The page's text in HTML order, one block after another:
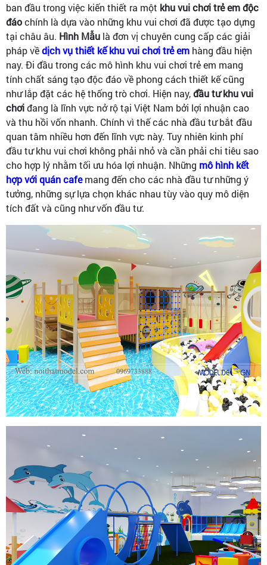
ban đầu trong việc kiến thiết ra một khu vui chơi trẻ em độc
đáochính là dựa vào những khu vui chơi đã được tạo dựng
tại châu âu. Hình Mẫu là đơn vị chuyên cung cấp các giải
pháp vềdịch vụ thiết kế khu vui chơi trẻ em hàng đầu hiện
nay. Đi đầu trong các mô hình khu vui chơi trẻ em mang
tính chất sáng tạo độc đáo về phong cách thiết kế cũng
như lắp đặt các hệ thống trò chơi. Hiện nay,đầu tư khu vui
chơiđang là lĩnh vực nở rộ tại Việt Nam bởi lợi nhuận cao
và thu hồi vốn nhanh. Chính vì thế các nhà đầu tư bắt đầu
quan tâm nhiều hơn đến lĩnh vực này. Tuy nhiên kinh phí
đầu tư khu vui chơi không phải nhỏ và cần phải chi tiêu sao
cho hợp lý nhằm tối ưu hóa lợi nhuận. Những mô hình kết
hợp với quán cafemang đến cho các nhà đầu tư những ý
tưởng, những sự lựa chọn khác nhau tùy vào quy mô diện
tích đất và cũng như vốn đầu tư.